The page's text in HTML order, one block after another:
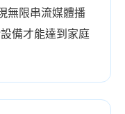
無限串流媒體播
備才能達到家庭